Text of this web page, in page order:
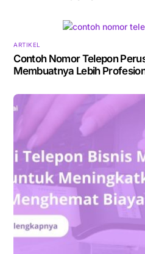
ARTIKEL
Contoh Nomor Telepon
Membuatnya Lebih